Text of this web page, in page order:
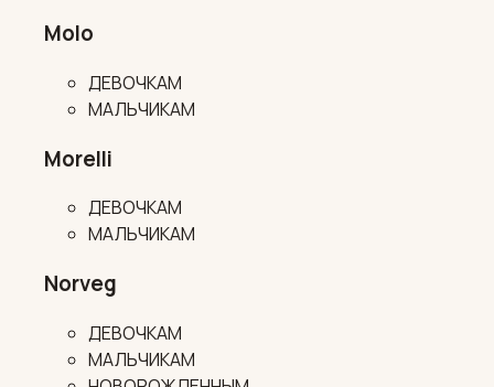
Molo
ДЕВОЧКАМ
МАЛЬЧИКАМ
Morelli
ДЕВОЧКАМ
МАЛЬЧИКАМ
Norveg
ДЕВОЧКАМ
МАЛЬЧИКАМ